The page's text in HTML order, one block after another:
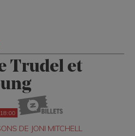
Trudel et
DE JONI MITCHELL